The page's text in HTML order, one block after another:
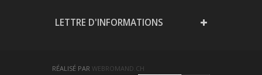
LETTRE D'INFORMATIONS
RÉALISÉ PAR WEBROMAND.CH